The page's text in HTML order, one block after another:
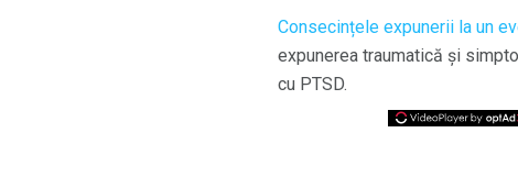
Consecințele expunerii la un
expunerea traumatică și
cu PTSD.